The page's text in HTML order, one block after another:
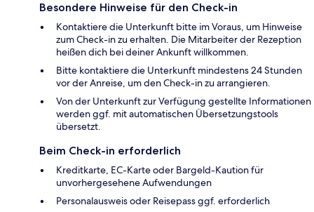
Besondere Hinweise für den Check-in
Kontaktiere die Unterkunft bitte im Voraus, um Hinweise
zum Check-in zu erhalten. Die Mitarbeiter der Rezeption
heißen dich bei deiner Ankunft willkommen.
Bitte kontaktiere die Unterkunft mindestens 24 Stunden
vor der Anreise, um den Check-in zu arrangieren.
Von der Unterkunft zur Verfügung gestellte Informationen
werden ggf. mit automatischen Übersetzungstools
übersetzt.
Beim Check-in erforderlich
Kreditkarte, EC-Karte oder Bargeld-Kaution für
unvorhergesehene Aufwendungen
Personalausweis oder Reisepass ggf. erforderlich